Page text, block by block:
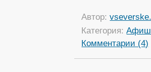
Автор:
Категория:
Комментарии (4)